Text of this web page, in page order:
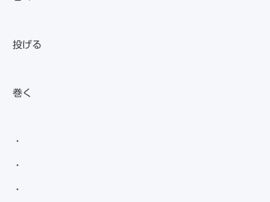
投げる
巻く
・
・
・